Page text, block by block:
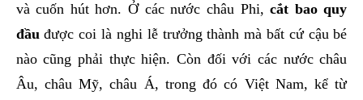
và cuốn hút hơn. Ở các nước châu Phi,cắt bao quy
đầuđược coi là nghi lễ trưởng thành mà bất cứ cậu bé
nào cũng phải thực hiện. Còn đối với các nước châu
Âu, châu Mỹ, châu Á, trong đó có Việt Nam, kể từ